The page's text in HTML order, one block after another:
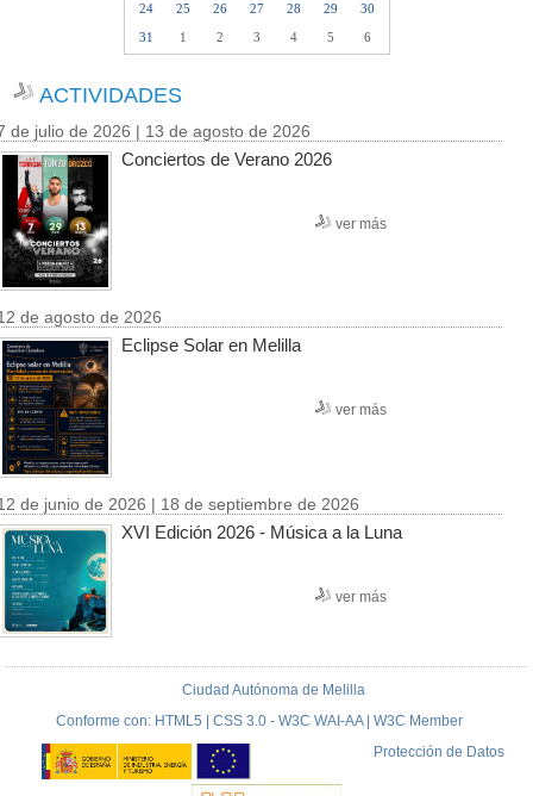
24
25 26 27 28 29
30
31
1 2 3 4 5 6
ACTIVIDADES
de julio de 2026 | 13 de agosto de 2026
Conciertos de Verano 2026
ver más
de agosto de 2026
Eclipse Solar en Melilla
ver más
de junio de 2026 | 18 de septiembre de 2026
XVI Edición 2026 - Música a la Luna
ver más
Ciudad Autónoma de Melilla
Conforme con: HTML5 | CSS 3.0 - W3C WAI-AA | W3C Member
Protección de Datos